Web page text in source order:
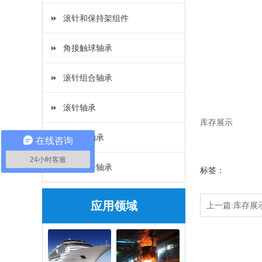
滚针和保持架组件
角接触球轴承
滚针组合轴承
滚针轴承
深沟球轴承
调心滚子轴承
应用领域
库存展示
标签：
上一篇:库存展
在线咨询
24小时客服